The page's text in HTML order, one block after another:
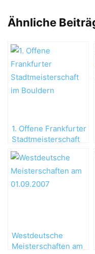
Ähnliche
1. Offene Frankfurter
Stadtmeisterschaft
im Bouldern
Westdeutsche
Meisterschaften am